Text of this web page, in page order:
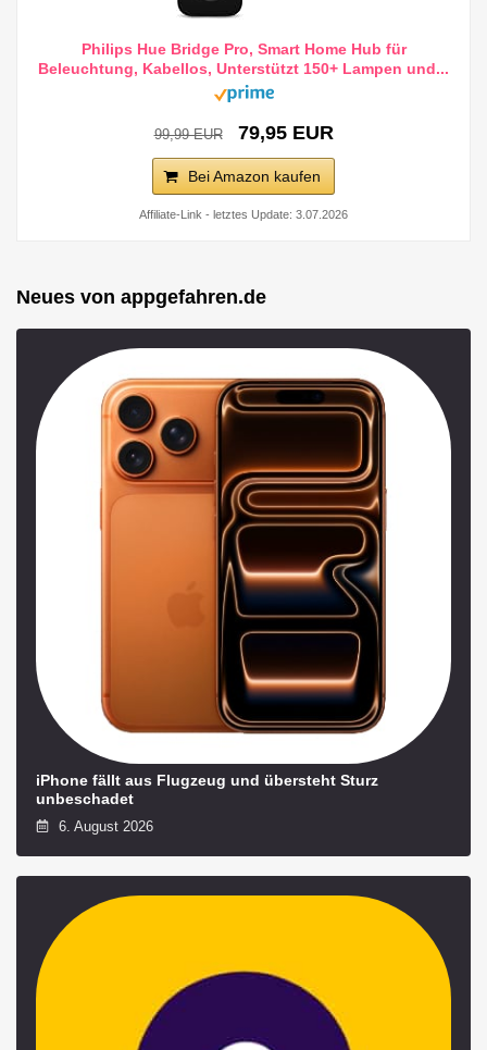
Philips Hue Bridge Pro, Smart Home Hub für
Beleuchtung, Kabellos, Unterstützt 150+ Lampen und...
99,99 EUR 79,95 EUR
Bei Amazon kaufen
Affiliate-Link - letztes Update: 3.07.2026
Neues von appgefahren.de
iPhone fällt aus Flugzeug und übersteht Sturz
unbeschadet
6. August 2026